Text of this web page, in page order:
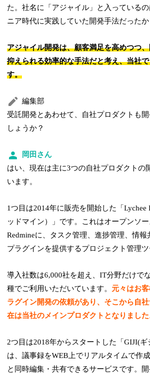
た。社名に「アジャイル」と入っている
ニア時代に実践していた開発手法だったか
アジャイル開発は、顧客満足を高めつつ
抑えられる効率的な手法だと考え、当社
す。
編集部
受託開発とあわせて、自社プロダクトも
しょうか？
岡田さん
はい、現在は主に3つの自社プロダクトの
います。
1つ目は2014年に販売を開始した「Lychee
ッドマイン）」です。これはオープンソ
Redmineに、タスク管理、進捗管理、情
プラグインを提供するプロジェクト管理ツ
導入社数は6,000社を超え、IT分野だけで
種でご利用いただいています。 元々はお
ラグイン開発の依頼があり、そこから自
在は当社のメインプロダクトとなりました
2つ目は2018年からスタートした「GIJI(
は、議事録をWEB上でリアルタイムで作
と同時編集・共有できるサービスです。